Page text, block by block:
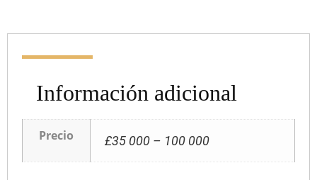
Información adicional
Precio £35 000 – 100 000